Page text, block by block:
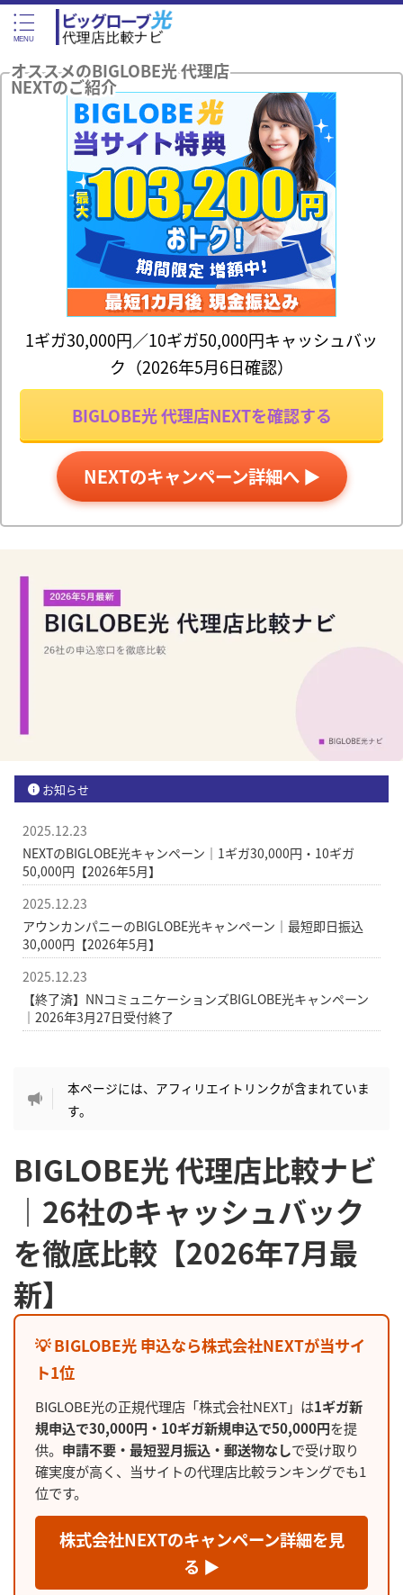
オススメのBIGLOBE光 代理店
NEXTのご紹介
1ギガ30,000円／10ギガ50,000円キャッシュバッ
ク（2026年5月6日確認）
BIGLOBE光 代理店NEXTを確認する
NEXTのキャンペーン詳細へ ▶
お知らせ
2025.12.23
NEXTのBIGLOBE光キャンペーン｜1ギガ30,000円・10ギガ
50,000円【2026年5月】
2025.12.23
アウンカンパニーのBIGLOBE光キャンペーン｜最短即日振込
30,000円【2026年5月】
2025.12.23
【終了済】NNコミュニケーションズBIGLOBE光キャンペーン
｜2026年3月27日受付終了
本ページには、アフィリエイトリンクが含まれていま
す。
BIGLOBE光 代理店比較ナビ
｜26社のキャッシュバック
を徹底比較【2026年7月最
新】
💡 BIGLOBE光 申込なら株式会社NEXTが当サイ
ト1位
BIGLOBE光の正規代理店「株式会社NEXT」は1ギガ新
規申込で30,000円・10ギガ新規申込で50,000円を提
供。 申請不要・最短翌月振込・郵送物なしで受け取り
確実度が高く、当サイトの代理店比較ランキングでも1
位です。
株式会社NEXTのキャンペーン詳細を見
る ▶